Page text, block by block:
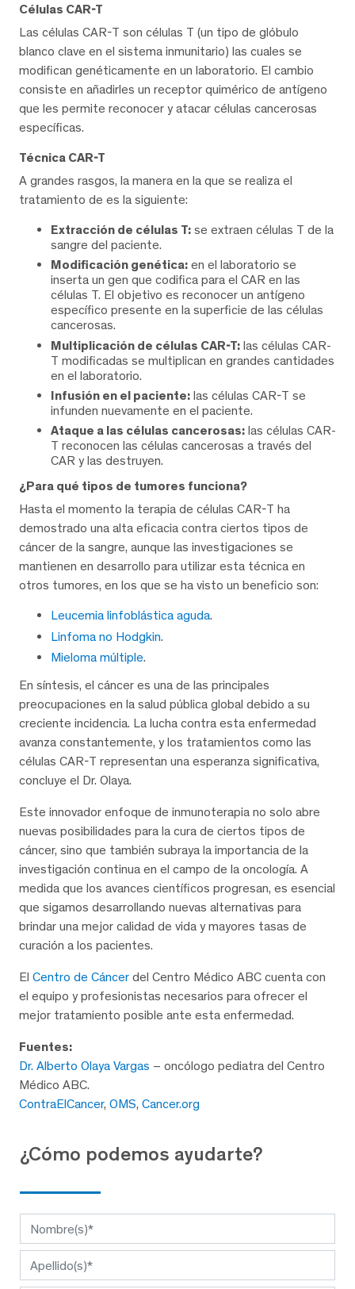
Células CAR-T
Las células CAR-T son células T (un tipo de glóbulo
blanco clave en el sistema inmunitario) las cuales se
modifican genéticamente en un laboratorio. El cambio
consiste en añadirles un receptor quimérico de antígeno
que les permite reconocer y atacar células cancerosas
específicas.
Técnica CAR-T
A grandes rasgos, la manera en la que se realiza el
tratamiento de es la siguiente:
Extracción de células T: se extraen células T de la
sangre del paciente.
Modificación genética: en el laboratorio se
inserta un gen que codifica para el CAR en las
células T. El objetivo es reconocer un antígeno
específico presente en la superficie de las células
cancerosas.
Multiplicación de células CAR-T: las células CAR-
T modificadas se multiplican en grandes cantidades
en el laboratorio.
Infusión en el paciente: las células CAR-T se
infunden nuevamente en el paciente.
Ataque a las células cancerosas: las células CAR-
T reconocen las células cancerosas a través del
CAR y las destruyen.
¿Para qué tipos de tumores funciona?
Hasta el momento la terapia de células CAR-T ha
demostrado una alta eficacia contra ciertos tipos de
cáncer de la sangre, aunque las investigaciones se
mantienen en desarrollo para utilizar esta técnica en
otros tumores, en los que se ha visto un beneficio son:
Leucemia linfoblástica aguda.
Linfoma no Hodgkin.
Mieloma múltiple.
En síntesis, el cáncer es una de las principales
preocupaciones en la salud pública global debido a su
creciente incidencia. La lucha contra esta enfermedad
avanza constantemente, y los tratamientos como las
células CAR-T representan una esperanza significativa,
concluye el Dr. Olaya.
Este innovador enfoque de inmunoterapia no solo abre
nuevas posibilidades para la cura de ciertos tipos de
cáncer, sino que también subraya la importancia de la
investigación continua en el campo de la oncología. A
medida que los avances científicos progresan, es esencial
que sigamos desarrollando nuevas alternativas para
brindar una mejor calidad de vida y mayores tasas de
curación a los pacientes.
El Centro de Cáncer del Centro Médico ABC cuenta con
el equipo y profesionistas necesarios para ofrecer el
mejor tratamiento posible ante esta enfermedad.
Fuentes:
Dr. Alberto Olaya Vargas – oncólogo pediatra del Centro
Médico ABC.
ContraElCancer, OMS, Cancer.org
¿Cómo podemos ayudarte?